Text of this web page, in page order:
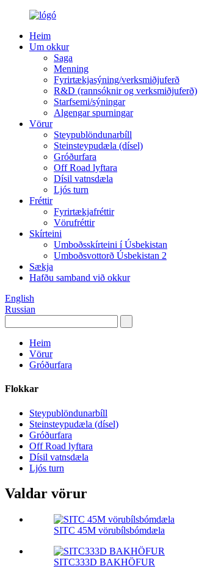
Heim
Um okkur
Saga
Menning
Fyrirtækjasýning/verksmiðjuferð
R&D (rannsóknir og verksmiðjuferð)
Starfsemi/sýningar
Algengar spurningar
Vörur
Steypublöndunarbíll
Steinsteypudæla (dísel)
Gróðurfara
Off Road lyftara
Dísil vatnsdæla
Ljós turn
Fréttir
Fyrirtækjafréttir
Vörufréttir
Skírteini
Umboðsskírteini í Úsbekistan
Umboðsvottorð Úsbekistan 2
Sækja
Hafðu samband við okkur
English
Russian
Heim
Vörur
Gróðurfara
Flokkar
Steypublöndunarbíll
Steinsteypudæla (dísel)
Gróðurfara
Off Road lyftara
Dísil vatnsdæla
Ljós turn
Valdar vörur
SITC 45M vörubílsbómdæla
SITC333D BAKHÖFUR